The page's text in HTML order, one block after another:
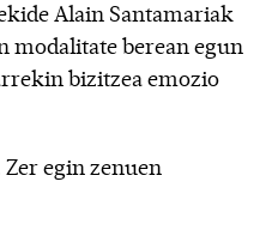
Alain Santamariak
modalitate berean egun
bizitzea emozio
egin zenuen